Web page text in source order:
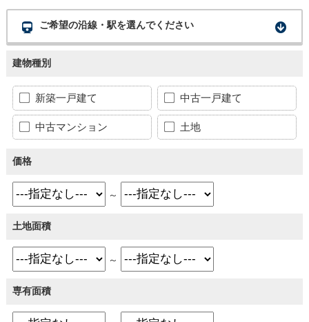
ご希望の沿線・駅を選んでください
建物種別
新築一戸建て 中古一戸建て
中古マンション 土地
価格
～
土地面積
～
専有面積